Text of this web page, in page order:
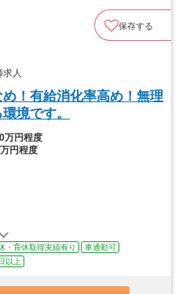
保存する
人
め！有給消化率高め！無理
境です。
万円程度
円程度
・育休取得実績有り
車通勤可
以上